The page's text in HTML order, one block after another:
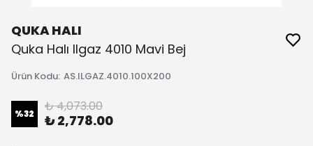
QUKA HALI
Quka Halı Ilgaz 4010 Mavi Bej
Ürün Kodu: AS.ILGAZ.4010.100X200
%32 ₺ 4,073.00
₺ 2,778.00